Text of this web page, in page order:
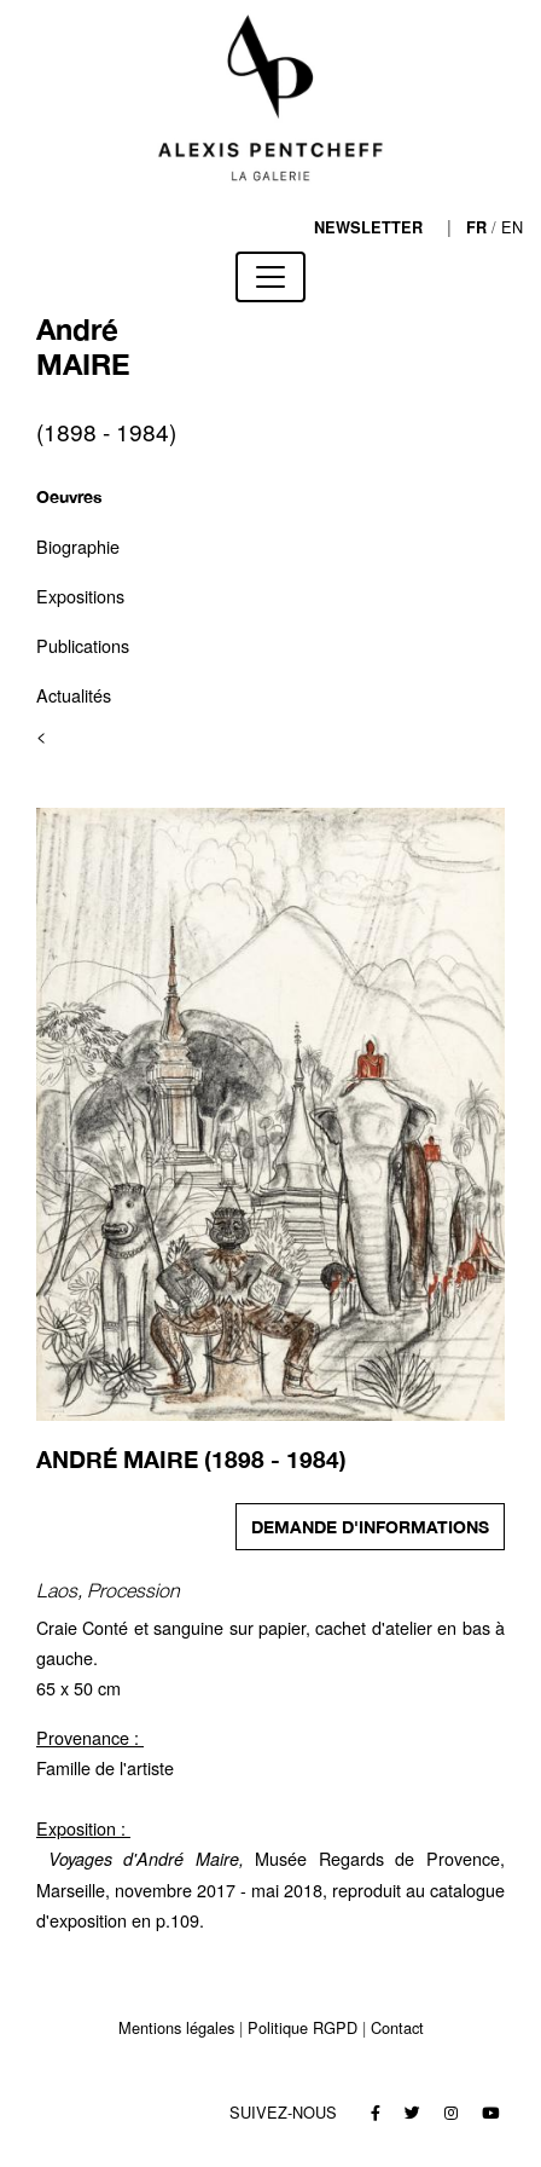
NEWSLETTER | FR / EN
André
MAIRE
(1898 - 1984)
Oeuvres
Biographie
Expositions
Publications
Actualités
<
ANDRÉ MAIRE (1898 - 1984)
DEMANDE D'INFORMATIONS
Laos, Procession
Craie Conté et sanguine sur papier, cachet d'atelier en bas à
gauche.
65 x 50 cm
Provenance :
Famille de l'artiste
Exposition :
Voyages d'André Maire, Musée Regards de Provence,
Marseille, novembre 2017 - mai 2018, reproduit au catalogue
d'exposition en p.109.
Mentions légales Politique RGPD Contact
SUIVEZ-NOUS